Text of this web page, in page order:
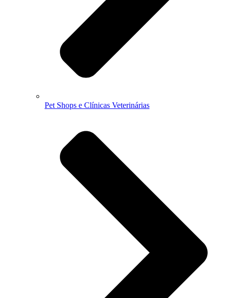
Pet Shops e Clínicas Veterinárias